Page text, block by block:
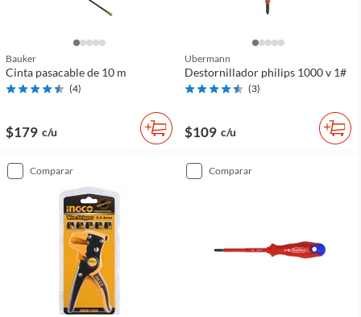
Bauker
Cinta pasacable de 10 m
(4)
$179 c/u
Ubermann
Destornillador philips 1000 v 1#
(3)
$109 c/u
comparar comparar